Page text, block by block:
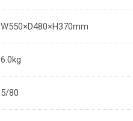
W550×D480×H370mm
6.0kg
5/80